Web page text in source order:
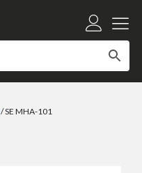
/ SE MHA-101